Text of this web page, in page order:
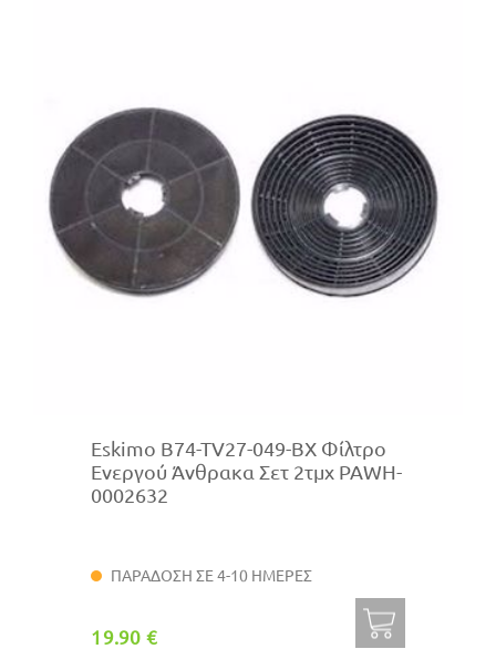
Eskimo B74-TV27-049-BX Φίλτρο
Ενεργού Άνθρακα Σετ 2τμχ PAWH-
0002632
ΠΑΡΑΔΟΣΗ ΣΕ 4-10 ΗΜΕΡΕΣ
19.90 €